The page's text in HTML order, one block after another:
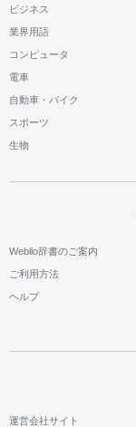
ビジネス
業界用語
コンピュータ
電車
自動車・バイク
スポーツ
生物
Weblio辞書のご案内
ご利用方法
ヘルプ
運営会社サイト